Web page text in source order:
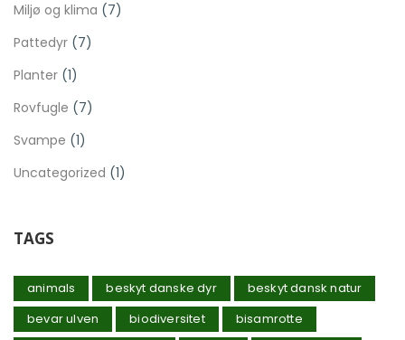
Miljø og klima (7)
Pattedyr (7)
Planter (1)
Rovfugle (7)
Svampe (1)
Uncategorized (1)
TAGS
animals beskyt danske dyr
beskyt dansk natur
bevar ulven
biodiversitet
bisamrotte